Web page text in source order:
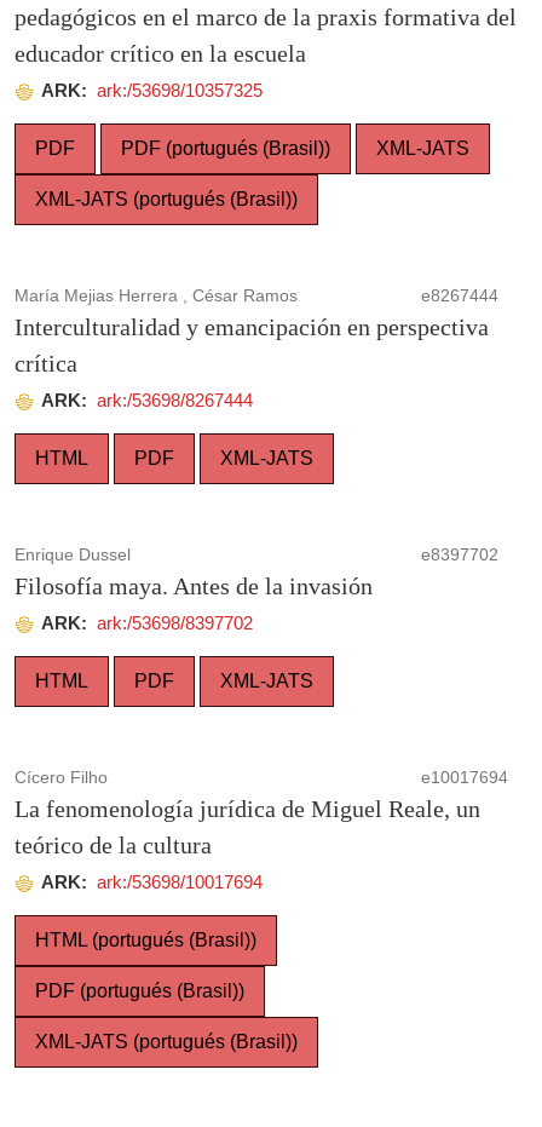
pedagógicos en el marco de la praxis formativa del
educador crítico en la escuela
ARK: ark:/53698/10357325
PDF PDF (portugués (Brasil)) XML-JATS
XML-JATS (portugués (Brasil))
María Mejias Herrera , César Ramos e8267444
Interculturalidad y emancipación en perspectiva
crítica
ARK: ark:/53698/8267444
HTML PDF XML-JATS
Enrique Dussel e8397702
Filosofía maya. Antes de la invasión
ARK: ark:/53698/8397702
HTML PDF XML-JATS
Cícero Filho e10017694
La fenomenología jurídica de Miguel Reale, un
teórico de la cultura
ARK: ark:/53698/10017694
HTML (portugués (Brasil))
PDF (portugués (Brasil))
XML-JATS (portugués (Brasil))